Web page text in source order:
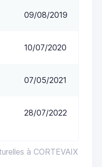
à CORTEVAIX
09/08/2019
10/07/2020
07/05/2021
28/07/2022